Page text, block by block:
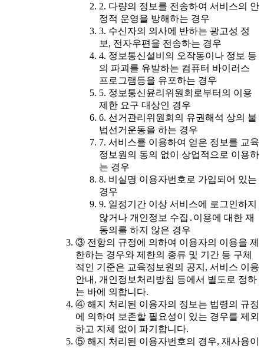
2. 다량의 정보를 전송하여 서비스의 안
정적 운영을 방해하는 경우
3. 수신자의 의사에 반하는 광고성 정
보, 전자우편을 전송하는 경우
4. 정보통신설비의 오작동이나 정보 등
의 파괴를 유발하는 컴퓨터 바이러스
프로그램등을 유포하는 경우
5. 정보통신윤리위원회로부터의 이용
제한 요구 대상인 경우
6. 선거관리위원회의 유권해석 상의 불
법선거운동을 하는 경우
7. 서비스를 이용하여 얻은 정보를 교육
정보원의 동의 없이 상업적으로 이용하
는 경우
8. 비실명 이용자번호로 가입되어 있는
경우
9. 일정기간 이상 서비스에 로그인하지
않거나 개인정보 수집․이용에 대한 재
동의를 하지 않은 경우
③ 전항의 규정에 의하여 이용자의 이용을 제
한하는 경우와 제한의 종류 및 기간 등 구체
적인 기준은 교육정보원의 공지, 서비스 이용
안내, 개인정보처리방침 등에서 별도로 정하
는 바에 의합니다.
④ 해지 처리된 이용자의 정보는 법령의 규정
에 의하여 보존할 필요성이 있는 경우를 제외
하고 지체 없이 파기합니다.
⑤ 해지 처리된 이용자번호의 경우, 재사용이